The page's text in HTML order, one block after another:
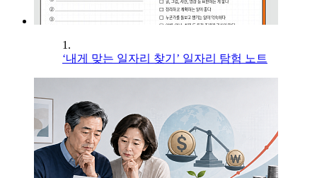
1.
‘내게 맞는 일자리 찾기’ 일자리 탐험 노트